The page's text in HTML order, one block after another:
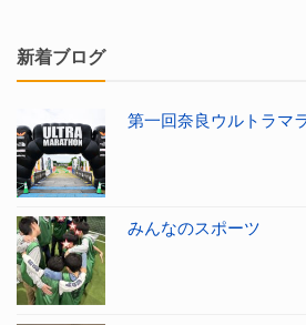
新着ブログ
第一回奈良ウルトラマ
みんなのスポーツ